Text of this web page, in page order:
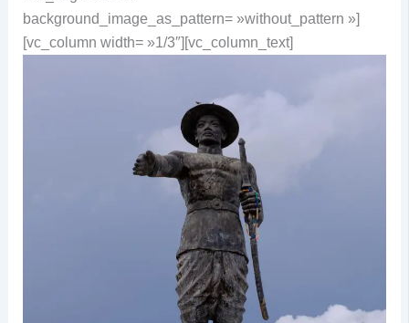
background_image_as_pattern= »without_pattern »]
[vc_column width= »1/3″][vc_column_text]